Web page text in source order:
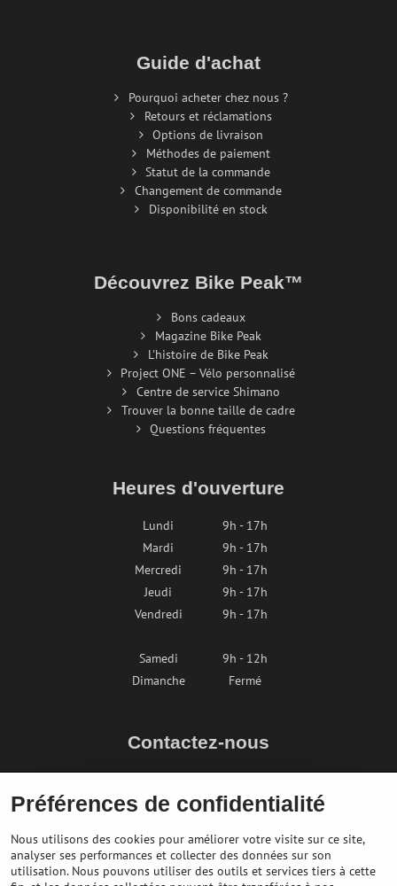
Guide d'achat
Pourquoi acheter chez nous ?
Retours et réclamations
Options de livraison
Méthodes de paiement
Statut de la commande
Changement de commande
Disponibilité en stock
Découvrez Bike Peak™
Bons cadeaux
Magazine Bike Peak
L'histoire de Bike Peak
Project ONE – Vélo personnalisé
Centre de service Shimano
Trouver la bonne taille de cadre
Questions fréquentes
Heures d'ouverture
Lundi
9h - 17h
Mardi
9h - 17h
Mercredi
9h - 17h
Jeudi
9h - 17h
Vendredi
9h - 17h
Samedi
9h - 12h
Dimanche
Fermé
Contactez-nous
+436764858804
Préférences de confidentialité
Nous utilisons des cookies pour améliorer votre visite sur ce site,
analyser ses performances et collecter des données sur son
utilisation. Nous pouvons utiliser des outils et services tiers à cette